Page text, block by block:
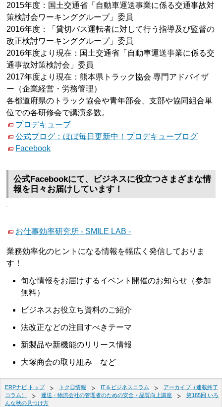
2015年度：国土交通省「自動車運送事業に係る交通事故対
策検討会ワーキンググループ」委員
2016年度：「貸切バス運転者に対して行う指導及び監督の
改正検討ワーキンググループ」委員
2016年度より現在：国土交通省「自動車運送事業に係る交
通事故対策検討会」委員
2017年度より現在：熊本県トラック協会 専門アドバイザ
ー（企業経営・労務管理）
各都道府県のトラック協会や青年部会、支部や協同組合単
位での各研修会で講演多数。
プロデキューブ
公式ブログ：ほぼ毎日更新中！プロデキューブログ
Facebook
公式Facebookにて、ビジネスに役立つさまざまな情
報を日々お届けしています！
お仕事効率研究所 - SMILE LAB -
業務効率化のヒントになる情報を幅広く発信しておりま
す！
旬な情報をお届けするイベント開催のお知らせ（参加
無料）
ビジネスお役立ち資料のご紹介
法改正などの注目すべきテーマ
新製品や新機能のリリース情報
大塚商会の取り組み など
ERPナビ トップ トク◎情報 IT＆ビジネスコラム
アーカイブ（連載終了
コラム）
運送・物流会社の管理者のための安全・品質向上講座
第185回 いろ
んな秋の見つけ方